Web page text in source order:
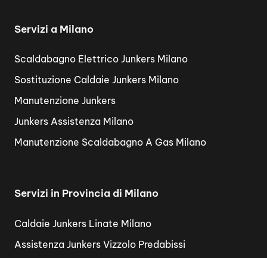
Servizi a Milano
Scaldabagno Elettrico Junkers Milano
Sostituzione Caldaie Junkers Milano
Manutenzione Junkers
Junkers Assistenza Milano
Manutenzione Scaldabagno A Gas Milano
Servizi in Provincia di Milano
Caldaie Junkers Linate Milano
Assistenza Junkers Vizzolo Predabissi